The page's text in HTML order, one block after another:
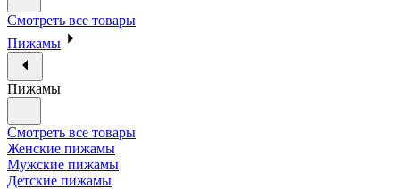
Смотреть все товары
Пижамы
Пижамы
Смотреть все товары
Женские пижамы
Мужские пижамы
Детские пижамы